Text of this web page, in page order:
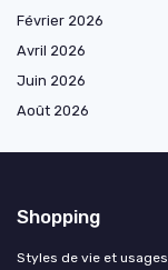
Février 2026
Avril 2026
Juin 2026
Août 2026
Shopping
Styles de vie et usages